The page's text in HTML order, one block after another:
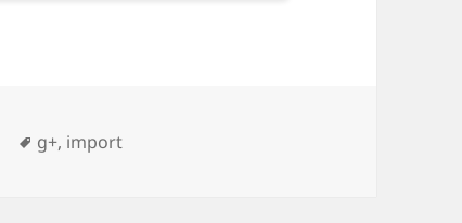
Schlagwörter
g+, import